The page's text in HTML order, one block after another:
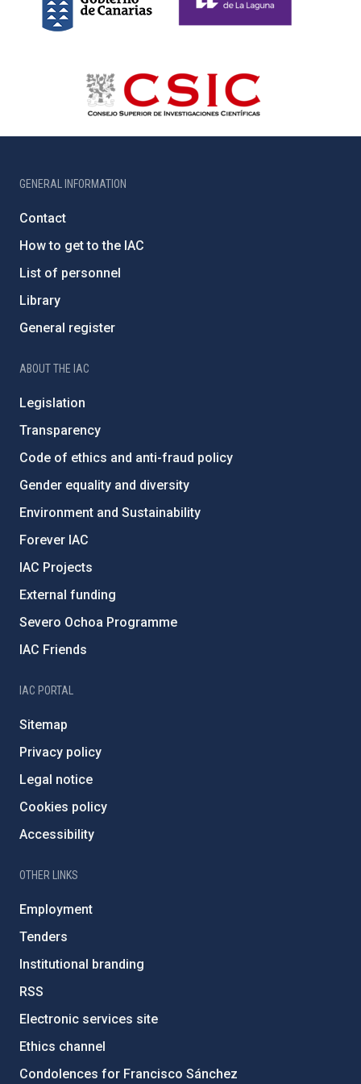
GENERAL INFORMATION
Contact
How to get to the IAC
List of personnel
Library
General register
ABOUT THE IAC
Legislation
Transparency
Code of ethics and anti-fraud policy
Gender equality and diversity
Environment and Sustainability
Forever IAC
IAC Projects
External funding
Severo Ochoa Programme
IAC Friends
IAC PORTAL
Sitemap
Privacy policy
Legal notice
Cookies policy
Accessibility
OTHER LINKS
Employment
Tenders
Institutional branding
RSS
Electronic services site
Ethics channel
Condolences for Francisco Sánchez